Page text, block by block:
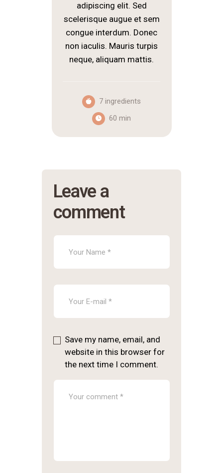
adipiscing elit. Sed
scelerisque augue et sem
congue interdum. Donec
non iaculis. Mauris turpis
neque, aliquam mattis.
7 ingredients
60 min
Leave a
comment
Save my name, email, and
website in this browser for
the next time I comment.